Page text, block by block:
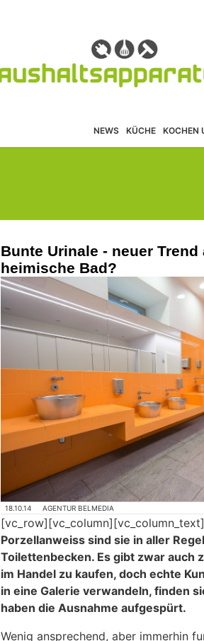
NEWS KÜCHE KOCHEN
Bunte Urinale - neuer Trend
heimische Bad?
18.10.14 AGENTUR BELMEDIA
[vc_row][vc_column][vc_column_text]
Porzellanweiss sind sie in aller
Toilettenbecken. Es gibt zwar auch
im Handel zu kaufen, doch echte
in eine Galerie verwandeln, finden
haben die Ausnahme aufgespürt.
Wenig ansprechend, aber immerhin